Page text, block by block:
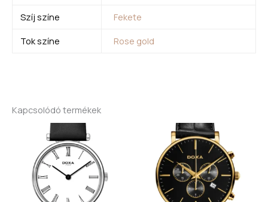
Szíj színe
Fekete
Tok színe
Rose gold
Kapcsolódó termékek